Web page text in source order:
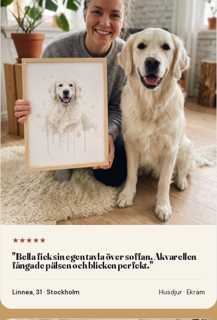
★★★★★
"Bella fick sin egen tavla över soffan. Akvarellen
fångade pälsen och blicken perfekt."
Linnea, 31 · Stockholm Husdjur · Ekram